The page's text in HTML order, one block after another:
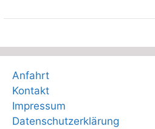
Anfahrt
Kontakt
Impressum
Datenschutzerklärung